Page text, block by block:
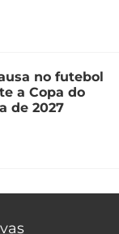
no futebol
a Copa do
de 2027